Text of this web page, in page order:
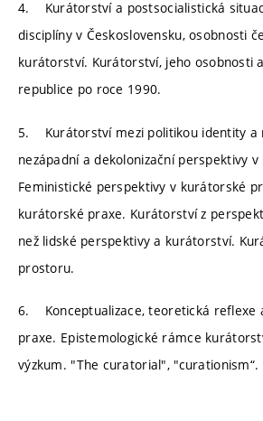
4. Kurátorství a postsocialistická
disciplíny v Československu, osobnosti
kurátorství. Kurátorství, jeho osobnosti
republice po roce 1990.
5. Kurátorství mezi politikou identity a
nezápadní a dekolonizační perspektivy
Feministické perspektivy v kurátorské
kurátorské praxe. Kurátorství z
než lidské perspektivy a kurátorství.
prostoru.
6. Konceptualizace, teoretická reflexe
praxe. Epistemologické rámce
výzkum. "The curatorial", "curationism“.